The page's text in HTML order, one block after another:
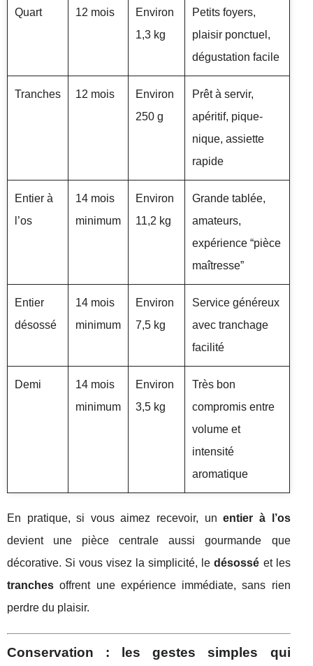
Quart 12 mois
Environ
1,3 kg
Petits foyers,
plaisir ponctuel,
dégustation facile
Tranches 12 mois
Environ
250 g
Prêt à servir,
apéritif, pique-
nique, assiette
rapide
Entier à
l’os
14 mois
minimum
Environ
11,2 kg
Grande tablée,
amateurs,
expérience “pièce
maîtresse”
Entier
désossé
14 mois
minimum
Environ
7,5 kg
Service généreux
avec tranchage
facilité
Demi
14 mois
minimum
Environ
3,5 kg
Très bon
compromis entre
volume et
intensité
aromatique
En pratique, si vous aimez recevoir, unentier à l’os
devient une pièce centrale aussi gourmande que
décorative. Si vous visez la simplicité, ledésossé et les
tranches offrent une expérience immédiate, sans rien
perdre du plaisir.
Conservation : les gestes simples qui